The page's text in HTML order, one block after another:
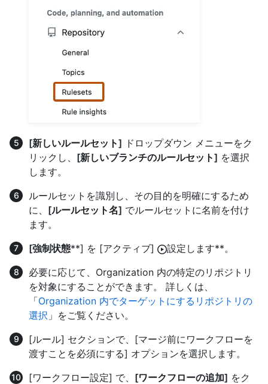
[新しいルールセット] ドロップダウン メニューをク
リックし、 [新しいブランチのルールセット] を選択
します。
ルールセットを識別し、その目的を明確にするため
に、 [ルールセット名] でルールセットに名前を付け
ます。
[強制状態**] を [アクティブ]
設定します**。
必要に応じて、Organization 内の特定のリポジトリ
を対象にすることができます。 詳しくは、
「Organization 内でターゲットにするリポジトリの
選択 」をご覧ください。
[ルール] セクションで、[マージ前にワークフローを
渡すことを必須にする] オプションを選択します。
[ワークフロー設定] で、 [ワークフローの追加] をク